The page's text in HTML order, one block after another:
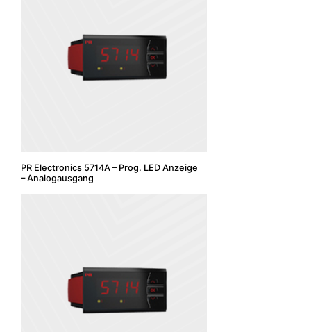
PR Electronics 5714A – Prog. LED Anzeige
– Analogausgang